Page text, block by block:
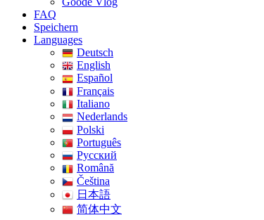
FAQ
Speichern
Languages
Deutsch
English
Español
Français
Italiano
Nederlands
Polski
Português
Pусский
Română
Čeština
日本語
简体中文